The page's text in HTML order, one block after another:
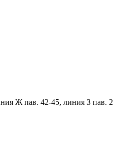
Ж пав. 42-45, линия З пав. 2